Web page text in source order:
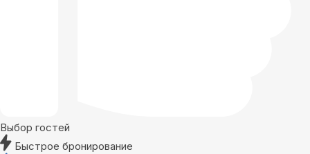
Выбор гостей
Быстрое бронирование